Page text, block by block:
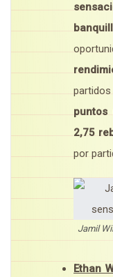
puntos
2,75
por
Jamil
Ethan